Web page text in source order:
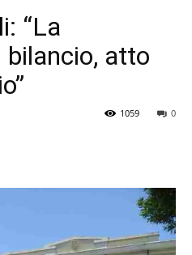
“La
bilancio, atto
0
1059